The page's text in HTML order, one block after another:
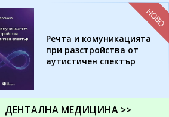
Речта и комуникацията
при разстройства от
аутистичен спектър
НОВО
ДЕНТАЛНА МЕДИЦИНА >>